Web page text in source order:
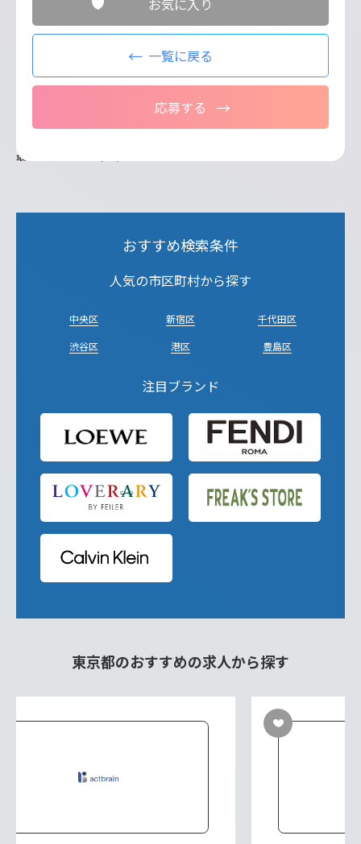
一覧に戻る
応募する
最終更新日：2026/07/21
おすすめ検索条件
人気の市区町村から探す
中央区 新宿区
千代田区
渋谷区
港区 豊島区
注目ブランド
東京都のおすすめの求人から探す